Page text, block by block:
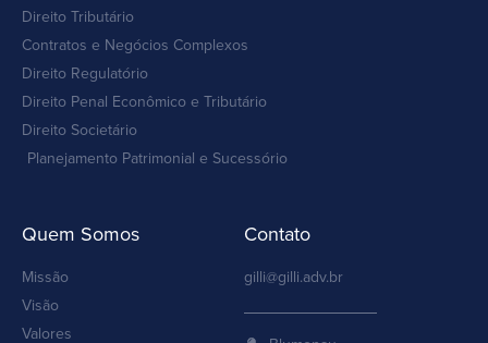
Direito Tributário
Contratos e Negócios Complexos
Direito Regulatório
Direito Penal Econômico e Tributário
Direito Societário
Planejamento Patrimonial e Sucessório
Quem Somos
Missão
Visão
Valores
Contato
gilli@gilli.adv.br